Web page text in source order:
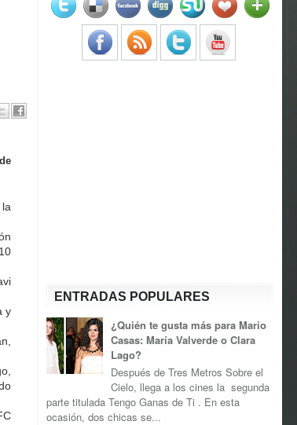
y
ENTRADAS POPULARES
¿Quién te gusta más para Mario
Casas: María Valverde o Clara
Lago?
Después de Tres Metros Sobre el
Cielo, llega a los cines la segunda
parte titulada Tengo Ganas de Ti . En esta
ocasión, dos chicas se...